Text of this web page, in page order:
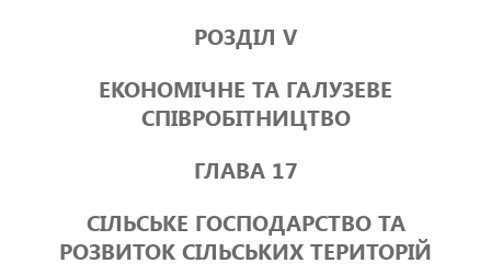
РОЗДІЛ V
ЕКОНОМІЧНЕ ТА ГАЛУЗЕВЕ
СПІВРОБІТНИЦТВО
ГЛАВА 17
СІЛЬСЬКЕ ГОСПОДАРСТВО ТА
РОЗВИТОК СІЛЬСЬКИХ ТЕРИТОРІЙ